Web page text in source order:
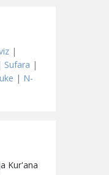
|
Sufara |
| N-
Kur'ana